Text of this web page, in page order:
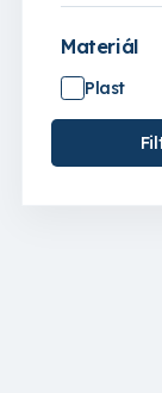
Materiál
Plast